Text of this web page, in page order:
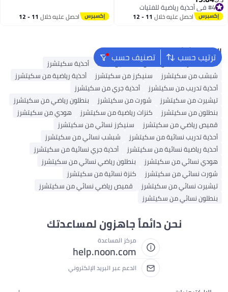
2#4 في أحذية رياضية للفتيات
#4 في أحذية رياضية للفتيات احصل عليه خلال 11 - 12 احصل عليه خلال 11 - 12
ترتيب حسب تصنيف حسب البحث الشائع
حقائب ظهر ملابس اطفال فساتين للبنات
أحذية سكيتشرز
شبشب من سكيتشرز
سنيكرز من سكيتشرز
أحذية رياضية من سكيتشرز
أحذية تدريب من سكيتشرز
أحذية جري من سكيتشرز
تيشيرت من سكيتشرز
شورت من سكيتشرز
بنطلون رياضي من سكيتشرز
بنطلون من سكيتشرز
كنزات رياضية من سكيتشرز
هودي من سكيتشرز
قميص رياضي من سكيتشرز
سنيكرز نسائي من سكيتشرز
أحذية تدريب نسائية من سكيتشرز
شبشب نسائي من سكيتشرز
أحذية رياضية نسائية من سكيتشرز
أحذية جري نسائية من سكيتشرز
هودي نسائي من سكيتشرز
بنطلون رياضي نسائي من سكيتشرز
شورت نسائي من سكيتشرز
كنزة نسائية من سكيتشرز
تيشيرت نسائي من سكيتشرز
قميص رياضي نسائي من سكيتشرز
بنطلون نسائي من سكيتشرز
نحن دائماً جاهزون لمساعدتك
مركز المساعدة
help.noon.com
الدعم عبر البريد الإلكتروني